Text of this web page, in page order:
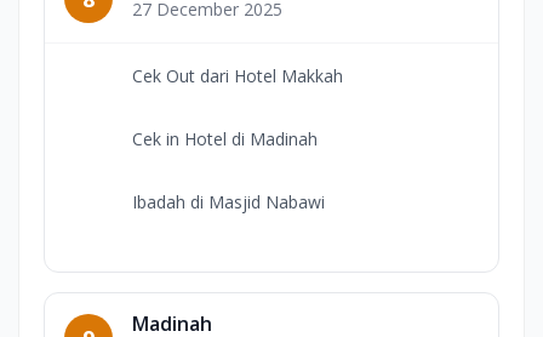
27 December 2025
Cek Out dari Hotel Makkah
Cek in Hotel di Madinah
Ibadah di Masjid Nabawi
Madinah